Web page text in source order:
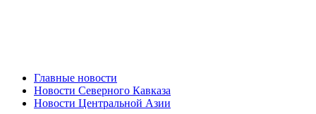
Главные новости
Новости Северного Кавказа
Новости Центральной Азии